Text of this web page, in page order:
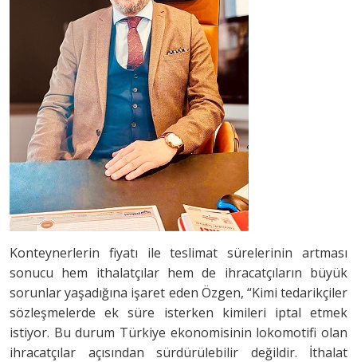
Konteynerlerin fiyatı ile teslimat sürelerinin artması
sonucu hem ithalatçılar hem de ihracatçıların büyük
sorunlar yaşadığına işaret eden Özgen, “Kimi tedarikçiler
sözleşmelerde ek süre isterken kimileri iptal etmek
istiyor. Bu durum Türkiye ekonomisinin lokomotifi olan
ihracatçılar açısından sürdürülebilir değildir. İthalat